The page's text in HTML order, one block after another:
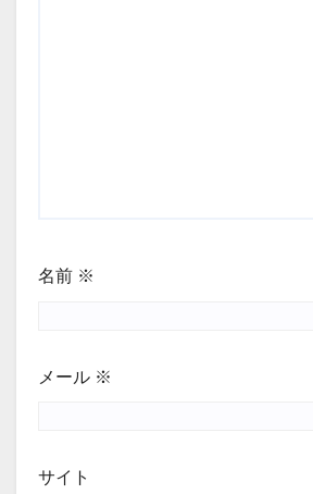
名前 ※
メール ※
サイト